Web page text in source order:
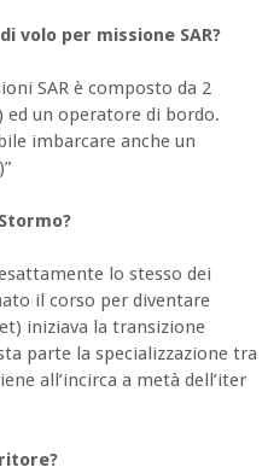
volo per missione SAR?
SAR è composto da 2
ed un operatore di bordo.
imbarcare anche un
lo stesso dei
il corso per diventare
iniziava la transizione
parte la specializzazione tra
all’incirca a metà dell’iter